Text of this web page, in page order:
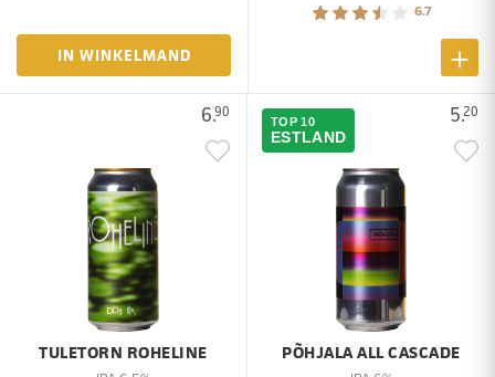
IN WINKELMAND
6.7
6.90
TULETORN ROHELINE
5.20
TOP 10
ESTLAND
PÕHJALA ALL CASCADE